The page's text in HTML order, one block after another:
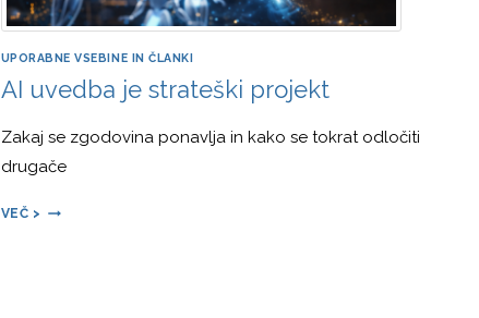
UPORABNE VSEBINE IN ČLANKI
AI uvedba je strateški projekt
Zakaj se zgodovina ponavlja in kako se tokrat odločiti
drugače
VEČ >